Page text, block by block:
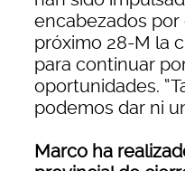
encabezados por
próximo 28-M la
para continuar
oportunidades.
podemos dar ni
Marco ha